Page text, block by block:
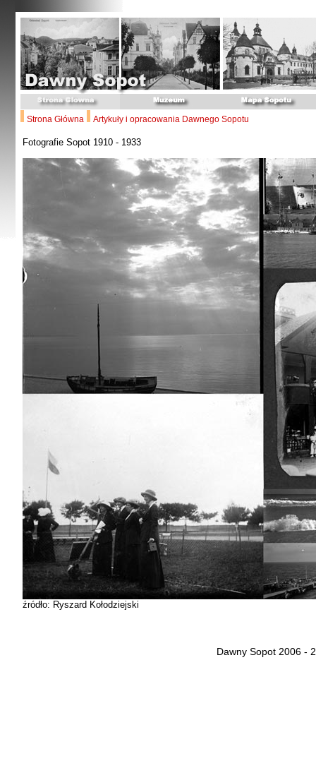
Strona Główna Artykuły i opracowania Dawnego Sopotu
Fotografie Sopot 1910 - 1933
źródło: Ryszard Kołodziejski
Dawny Sopot 2006 -